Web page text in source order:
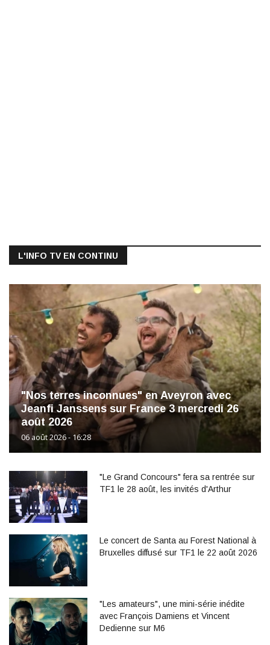
L'INFO TV EN CONTINU
"Nos terres inconnues" en Aveyron avec
Jeanfi Janssens sur France 3 mercredi 26
août 2026
06 août 2026 - 16:28
"Le Grand Concours" fera sa rentrée sur
TF1 le 28 août, les invités d'Arthur
Le concert de Santa au Forest National à
Bruxelles diffusé sur TF1 le 22 août 2026
"Les amateurs", une mini-série inédite
avec François Damiens et Vincent
Dedienne sur M6